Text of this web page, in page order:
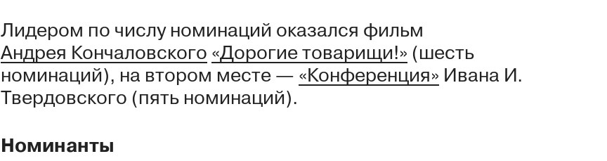
Лидером по числу номинаций оказался фильм
Андрея Кончаловского «Дорогие товарищи!» (шесть
номинаций), на втором месте — «Конференция» Ивана И.
Твердовского (пять номинаций).
Номинанты